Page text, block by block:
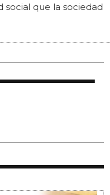
social que la sociedad